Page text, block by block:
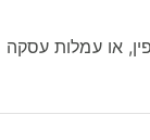
או עמלות עסקה